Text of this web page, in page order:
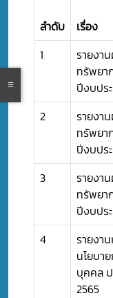
ลำดับ เรื่อง
1
รายงา
ทรัพยา
ปีงบปร
2
รายงา
ทรัพยา
ปีงบปร
3
รายงา
ทรัพยา
ปีงบปร
4
รายงา
นโยบา
บุคคล
2565